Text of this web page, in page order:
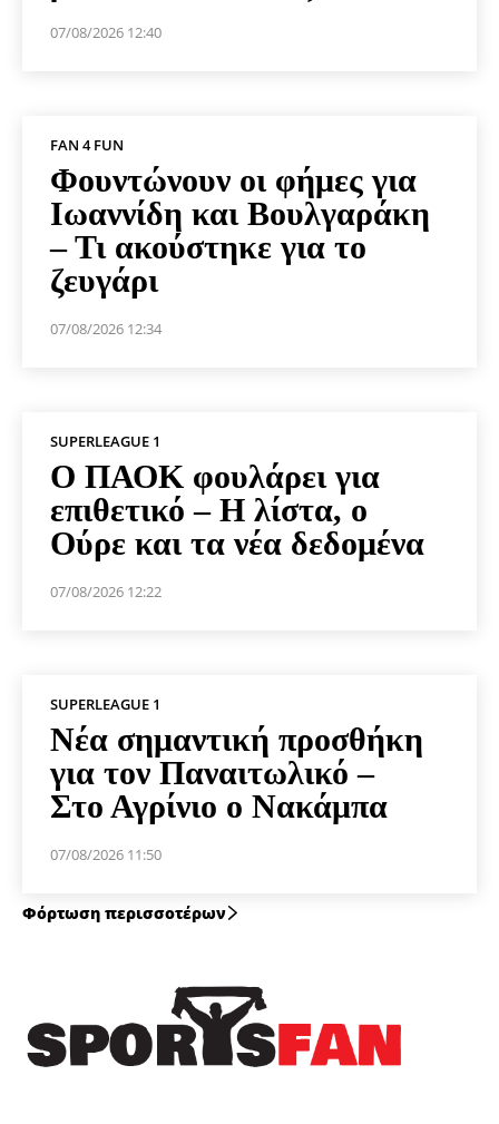
07/08/2026 12:40
FAN 4 FUN
Φουντώνουν οι φήμες για
Ιωαννίδη και Βουλγαράκη
– Τι ακούστηκε για το
ζευγάρι
07/08/2026 12:34
SUPERLEAGUE 1
Ο ΠΑΟΚ φουλάρει για
επιθετικό – Η λίστα, ο
Ούρε και τα νέα δεδομένα
07/08/2026 12:22
SUPERLEAGUE 1
Νέα σημαντική προσθήκη
για τον Παναιτωλικό –
Στο Αγρίνιο ο Νακάμπα
07/08/2026 11:50
Φόρτωση περισσοτέρων